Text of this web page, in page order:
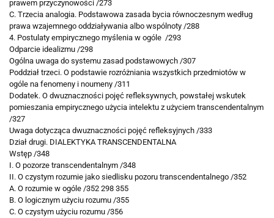
prawem przyczynowości /273
C. Trzecia analogia. Podstawowa zasada bycia równoczesnym według
prawa wzajemnego oddziaływania albo wspólnoty /288
4. Postulaty empirycznego myślenia w ogóle /293
Odparcie idealizmu /298
Ogólna uwaga do systemu zasad podstawowych /307
Poddział trzeci. O podstawie rozróżniania wszystkich przedmiotów w
ogóle na fenomeny i noumeny /311
Dodatek. O dwuznaczności pojęć refleksywnych, powstałej wskutek
pomieszania empirycznego użycia intelektu z użyciem transcendentalnym
/327
Uwaga dotycząca dwuznaczności pojęć refleksyjnych /333
Dział drugi. DIALEKTYKA TRANSCENDENTALNA
Wstęp /348
I. O pozorze transcendentalnym /348
II. O czystym rozumie jako siedlisku pozoru transcendentalnego /352
A. O rozumie w ogóle /352 298 355
B. O logicznym użyciu rozumu /355
C. O czystym użyciu rozumu /356